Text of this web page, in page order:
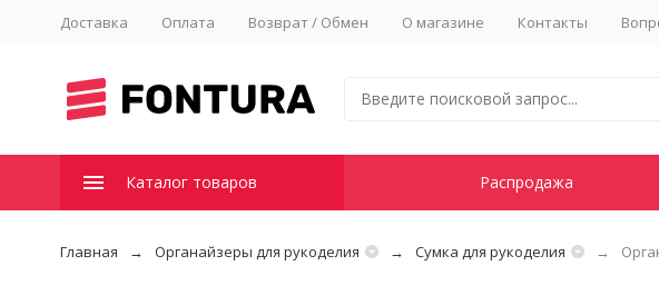
Доставка Оплата Возврат / Обмен О магазине Контакты
Каталог товаров Распродажа
Главная Органайзеры для рукоделия Сумка для рукоделия